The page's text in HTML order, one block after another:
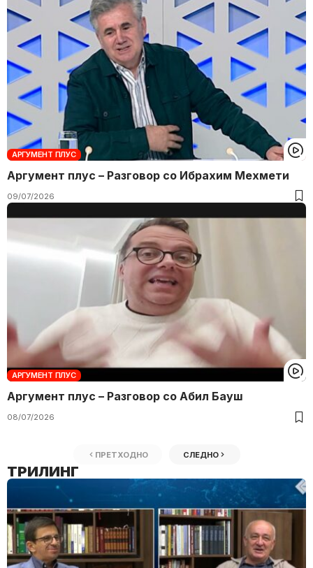
АРГУМЕНТ ПЛУС
Аргумент плус – Разговор со Ибрахим Мехмети
09/07/2026
АРГУМЕНТ ПЛУС
Аргумент плус – Разговор со Абил Бауш
08/07/2026
ПРЕТХОДНО СЛЕДНО
ТРИЛИНГ